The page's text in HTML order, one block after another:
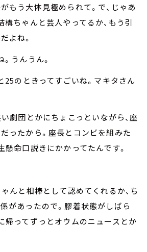
もう大体見極められて。で、じゃあ
構ちゃんと芸人やってるか、もう引
よね。
うんうん。
25のときってすごいね。マキタさん
い劇団とかにちょこっといながら、座
ったから。座長とコンビを組みた
懸命口説きにかかってたんです。
ゃんと相棒として認めてくれるか、ち
があったので。膠着状態がしばら
帰ってずっとオウムのニュースとか